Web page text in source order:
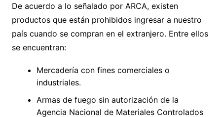
De acuerdo a lo señalado por ARCA, existen
productos que están prohibidos ingresar a nuestro
país cuando se compran en el extranjero. Entre ellos
se encuentran:
Mercadería con fines comerciales o
industriales.
Armas de fuego sin autorización de la
Agencia Nacional de Materiales Controlados